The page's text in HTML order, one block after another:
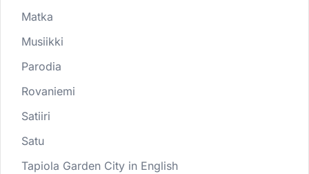
Matka
Musiikki
Parodia
Rovaniemi
Satiiri
Satu
Tapiola Garden City in English